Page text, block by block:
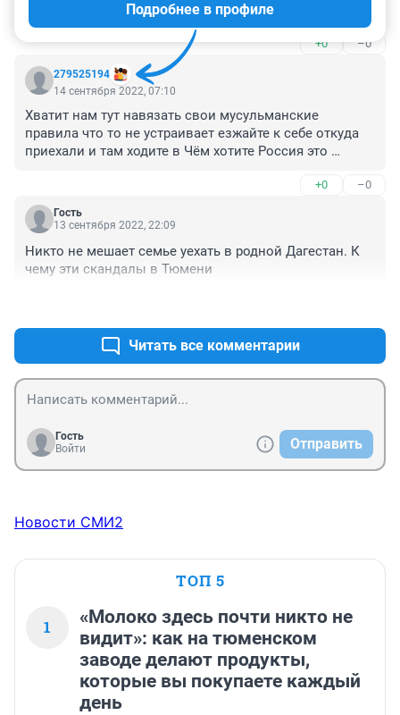
должны на неё смотреть, делать выводы и брать с
неё пример. И чем скорее, тем лучше. (сарказм)
+0 –0
279525194
Подробнее в профиле
14 сентября 2022, 07:10
Хватит нам тут навязать свои мусульманские
правила что то не устраивает езжайте к себе откуда
приехали и там ходите в Чëм хотите Россия это
позволим что бы нам тут кто-то диктовал свои
мусульманские правила
+0 –0
Гость
13 сентября 2022, 22:09
Никто не мешает семье уехать в родной Дагестан. К
чему эти скандалы в Тюмени
Читать все комментарии
Гость
Войти
Отправить
Новости СМИ2
ТОП 5
1
«Молоко здесь почти никто не
видит»: как на тюменском
заводе делают продукты,
которые вы покупаете каждый
день